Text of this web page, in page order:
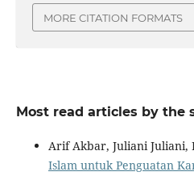
MORE CITATION FORMATS
Most read articles by the
Arif Akbar, Juliani Juliani,
Islam untuk Penguatan